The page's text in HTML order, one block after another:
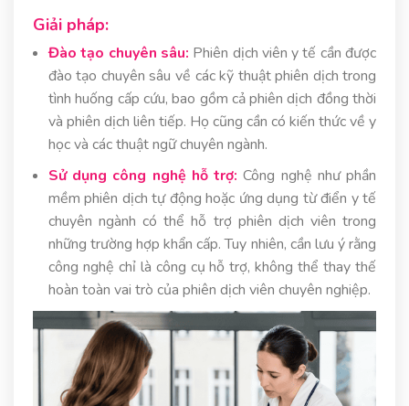
Giải pháp:
Đào tạo chuyên sâu: Phiên dịch viên y tế cần được
đào tạo chuyên sâu về các kỹ thuật phiên dịch trong
tình huống cấp cứu, bao gồm cả phiên dịch đồng thời
và phiên dịch liên tiếp. Họ cũng cần có kiến thức về y
học và các thuật ngữ chuyên ngành.
Sử dụng công nghệ hỗ trợ: Công nghệ như phần
mềm phiên dịch tự động hoặc ứng dụng từ điển y tế
chuyên ngành có thể hỗ trợ phiên dịch viên trong
những trường hợp khẩn cấp. Tuy nhiên, cần lưu ý rằng
công nghệ chỉ là công cụ hỗ trợ, không thể thay thế
hoàn toàn vai trò của phiên dịch viên chuyên nghiệp.